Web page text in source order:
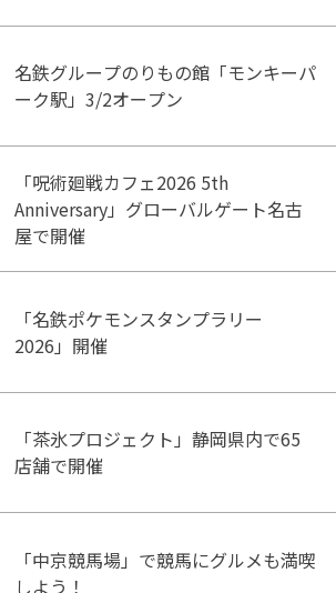
名鉄グループのりもの館「モンキーパ
ーク駅」3/2オープン
「呪術廻戦カフェ2026 5th
Anniversary」グローバルゲート名古
屋で開催
「名鉄ポケモンスタンプラリー
2026」開催
「茶氷プロジェクト」静岡県内で65
店舗で開催
「中京競馬場」で競馬にグルメも満喫
しよう！